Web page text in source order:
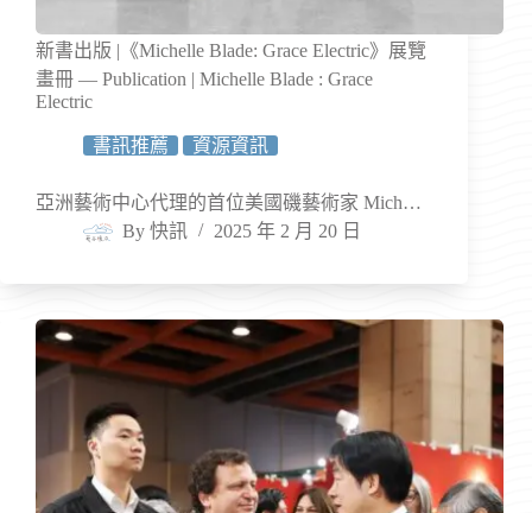
新書出版 |《Michelle Blade: Grace Electric》展覽
畫冊 — Publication | Michelle Blade : Grace
Electric
書訊推薦 資源資訊
亞洲藝術中心代理的首位美國磯藝術家 Mich…
By 快訊 2025 年 2 月 20 日